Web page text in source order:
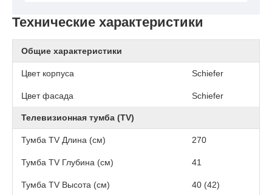
Технические характеристики
Общие характеристики
Цвет корпуса Schiefer
Цвет фасада Schiefer
Телевизионная тумба (TV)
Тумба TV Длина (см) 270
Тумба TV Глубина (см) 41
Тумба TV Высота (см) 40 (42)